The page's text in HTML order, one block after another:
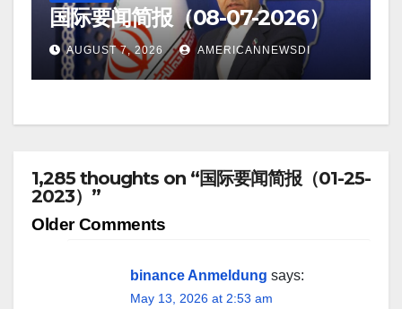
国际要闻简报（08-07-2026）
AUGUST 7, 2026 AMERICANNEWSDI
1,285 thoughts on “国际要闻简报（01-25-
2023）”
Comment
Older Comments
binance Anmeldung says:
May 13, 2026 at 2:53 am